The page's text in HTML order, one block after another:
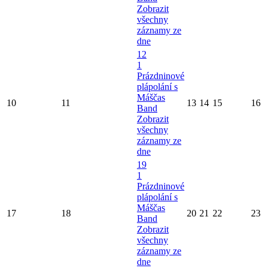
Zobrazit
všechny
záznamy ze
dne
10 11
12
1
Prázdninové
plápolání s
Máščas
Band
Zobrazit
všechny
záznamy ze
dne
13 14 15 16
17 18
19
1
Prázdninové
plápolání s
Máščas
Band
Zobrazit
všechny
záznamy ze
dne
20 21 22 23